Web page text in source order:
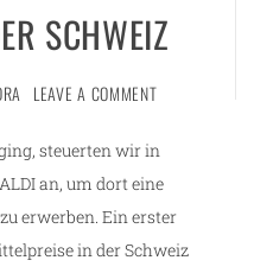
SCHWEIZ
LEAVE A COMMENT
steuerten wir in
an, um dort eine
erwerben. Ein erster
in der Schweiz